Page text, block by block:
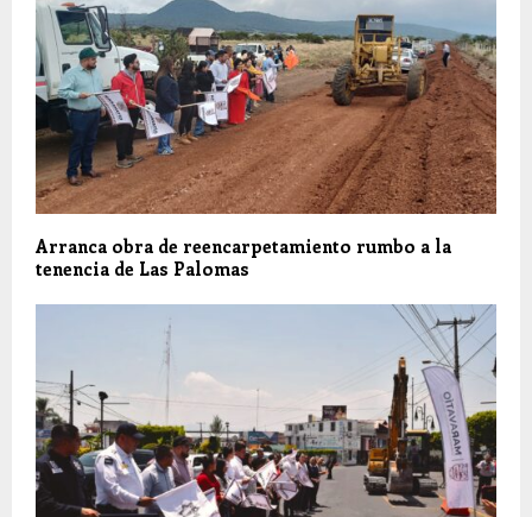
Arranca obra de reencarpetamiento rumbo a la
tenencia de Las Palomas